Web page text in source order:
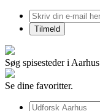
Søg spisesteder i Aarhus
Se dine favoritter.